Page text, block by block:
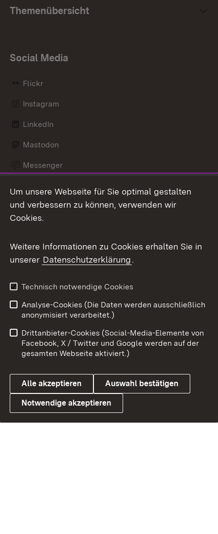
Themenübersicht
Social Media
Flickr
Instagram
LinkedIn
Mastodon
Messenger
X / Twitter
Link zum Landesportal
Impressum
Kontakt
Benutzungshinweise
Barrierefreiheit
Datenschutz
Um unsere Webseite für Sie optimal gestalten
und verbessern zu können, verwenden wir
Cookies.
Weitere Informationen zu Cookies erhalten Sie in
unserer Datenschutzerklärung.
Technisch notwendige Cookies
Analyse-Cookies (Die Daten werden ausschließlich
anonymisiert verarbeitet.)
Drittanbieter-Cookies (Social-Media-Elemente von
Facebook, X / Twitter und Google werden auf der
gesamten Webseite aktiviert.)
Alle akzeptieren Auswahl bestätigen
Notwendige akzeptieren